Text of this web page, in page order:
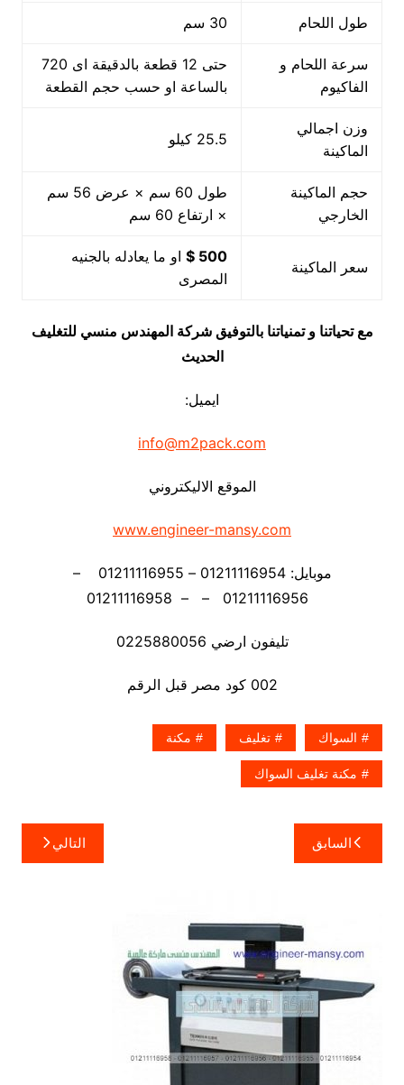
طول اللحام 30 سم
سرعة اللحام و
الفاكيوم
حتى 12 قطعة بالدقيقة اى 720
بالساعة او حسب حجم القطعة
وزن اجمالي
الماكينة
25.5 كيلو
حجم الماكينة
الخارجي
طول 60 سم × عرض 56 سم
× ارتفاع 60 سم
سعر الماكينة
500 $
او ما يعادله بالجنيه
المصرى
مع تحياتنا و تمنياتنا بالتوفيق شركة المهندس منسي للتغليف
الحديث
ايميل:
info@m2pack.com
الموقع الاليكتروني
www.engineer-mansy.com
موبايل: 01211116954 – 01211116955 –
تليفون ارضي 0225880056
002 كود مصر قبل الرقم
السواك تغليف مكنة
مكنة تغليف السواك
تصفّح
المقالات
السابق التالي